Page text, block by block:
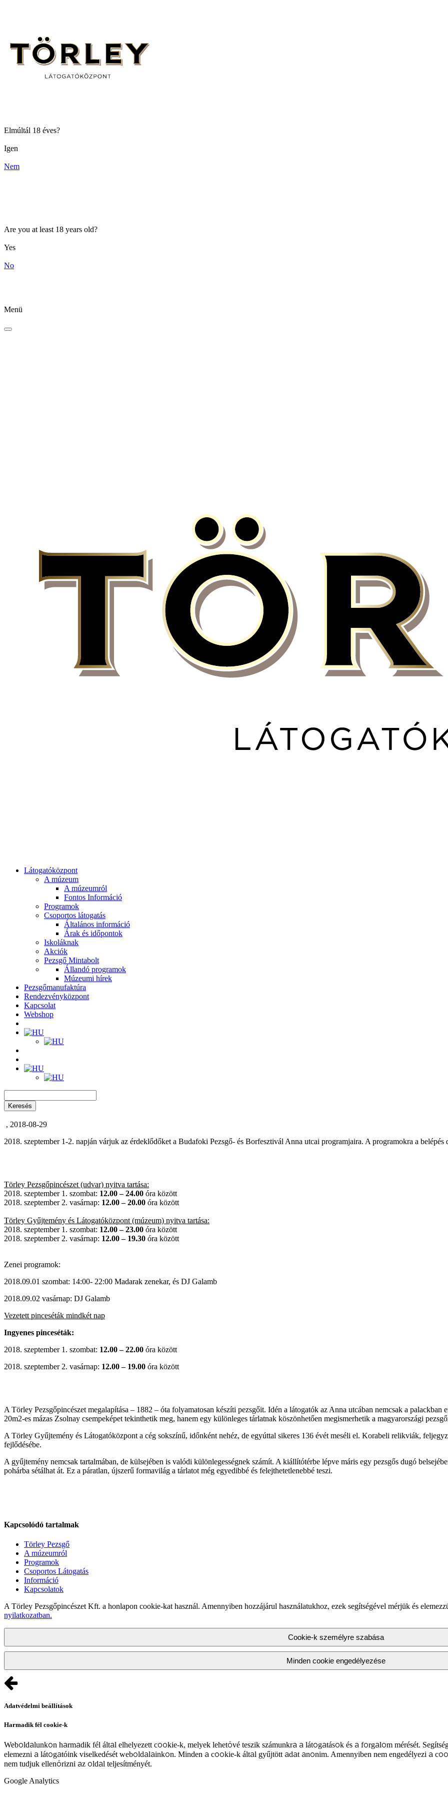
Elmúltál 18 éves?
Igen
Nem
Are you at least 18 years old?
Yes
No
Menü
Látogatóközpont
A múzeum
A múzeumról
Fontos Információ
Programok
Csoportos látogatás
Általános információ
Árak és időpontok
Iskoláknak
Akciók
Pezsgő Mintabolt
Állandó programok
Múzeumi hírek
Pezsgőmanufaktúra
Rendezvényközpont
Kapcsolat
Webshop
Keresés
, 2018-08-29
2018. szeptember 1-2. napján várjuk az érdeklődőket a Budafoki Pezsgő- és Borfesztivál Anna utcai programjaira. A programokra a belépés
Törley Pezsgőpincészet (udvar) nyitva tartása:
2018. szeptember 1. szombat: 12.00 – 24.00 óra között
2018. szeptember 2. vasárnap: 12.00 – 20.00 óra között
Törley Gyűjtemény és Látogatóközpont (múzeum) nyitva tartása:
2018. szeptember 1. szombat: 12.00 – 23.00 óra között
2018. szeptember 2. vasárnap: 12.00 – 19.30 óra között
Zenei programok:
2018.09.01 szombat: 14:00- 22:00 Madarak zenekar, és DJ Galamb
2018.09.02 vasárnap: DJ Galamb
Vezetett pinceséták mindkét nap
Ingyenes pinceséták:
2018. szeptember 1. szombat: 12.00 – 22.00 óra között
2018. szeptember 2. vasárnap: 12.00 – 19.00 óra között
A Törley Pezsgőpincészet megalapítása – 1882 – óta folyamatosan készíti pezsgőit. Idén a látogatók az Anna utcában nemcsak a palackban
20m2-es mázas Zsolnay csempeképet tekinthetik meg, hanem egy különleges tárlatnak köszönhetően megismerhetik a magyarországi
A Törley Gyűjtemény és Látogatóközpont a cég sokszínű, időnként nehéz, de egyúttal sikeres 136 évét meséli el. Korabeli relikviák,
fejlődésébe.
A gyűjtemény nemcsak tartalmában, de külsejében is valódi különlegességnek számít. A kiállítótérbe lépve máris egy pezsgős dugó
pohárba sétálhat át. Ez a páratlan, újszerű formavilág a tárlatot még egyedibbé és felejthetetlenebbé teszi.
Kapcsolódó tartalmak
Törley Pezsgő
A múzeumról
Programok
Csoportos Látogatás
Információ
Kapcsolatok
A Törley Pezsgőpincészet Kft. a honlapon cookie-kat használ. Amennyiben hozzájárul használatukhoz, ezek segítségével mérjük és
nyilatkozatban.
Cookie-k személyre szabása
Minden cookie engedélyezése
Adatvédelmi beállítások
Harmadik fél cookie-k
Weboldalunkon harmadik fél által elhelyezett cookie-k, melyek lehetővé teszik számunkra a látogatások és a forgalom mérését.
elemezni a látogatóink viselkedését weboldalainkon. Minden a cookie-k által gyűjtött adat anonim. Amennyiben nem engedélyezi a
nem tudjuk ellenőrizni az oldal teljesítményét.
Google Analytics